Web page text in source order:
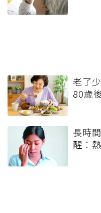
老了
80歲
長時
醒：